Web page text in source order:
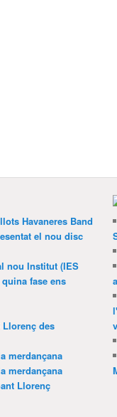
Havaneres Band
el nou disc
nou Institut (IES
fase ens
Llorenç des
merdançana
merdançana
Llorenç